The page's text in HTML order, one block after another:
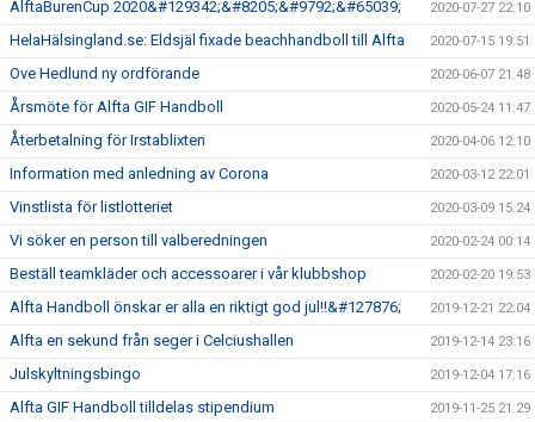
AlftaBurenCup 2020&#129342;&#8205;&#9792;&#65039; 2020-07-27 22:10
HelaHälsingland.se: Eldsjäl fixade beachhandboll till Alfta 2020-07-15 19:51
Ove Hedlund ny ordförande 2020-06-07 21:48
Årsmöte för Alfta GIF Handboll 2020-05-24 11:47
Återbetalning för Irstablixten 2020-04-06 12:10
Information med anledning av Corona 2020-03-12 22:01
Vinstlista för listlotteriet 2020-03-09 15:24
Vi söker en person till valberedningen 2020-02-24 00:14
Beställ teamkläder och accessoarer i vår klubbshop 2020-02-20 19:53
Alfta Handboll önskar er alla en riktigt god jul!!&#127876; 2019-12-21 22:04
Alfta en sekund från seger i Celciushallen 2019-12-14 23:16
Julskyltningsbingo 2019-12-04 17:16
Alfta GIF Handboll tilldelas stipendium 2019-11-25 21:29